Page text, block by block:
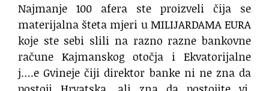
Najmanje 100 afera ste proizveli čija se
materijalna šteta mjeri u MILIJARDAMA EURA
koje ste sebi slili na razno razne bankovne
račune Kajmanskog otočja i Ekvatorijalne
j….e Gvineje čiji direktor banke ni ne zna da